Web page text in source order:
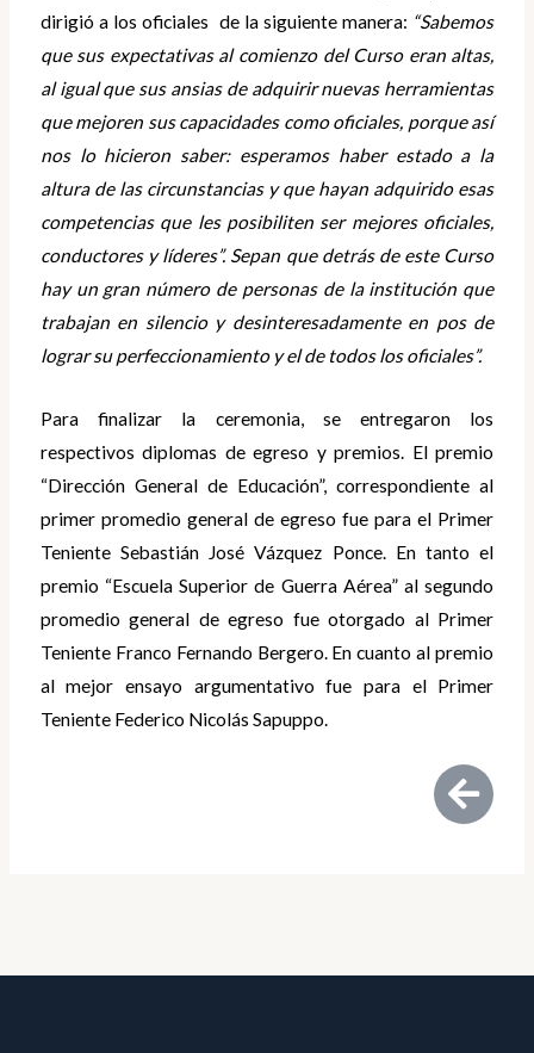
dirigió a los oficiales de la siguiente manera: “Sabemos
que sus expectativas al comienzo del Curso eran altas,
al igual que sus ansias de adquirir nuevas herramientas
que mejoren sus capacidades como oficiales, porque así
nos lo hicieron saber: esperamos haber estado a la
altura de las circunstancias y que hayan adquirido esas
competencias que les posibiliten ser mejores oficiales,
conductores y líderes”. Sepan que detrás de este Curso
hay un gran número de personas de la institución que
trabajan en silencio y desinteresadamente en pos de
lograr su perfeccionamiento y el de todos los oficiales”.
Para finalizar la ceremonia, se entregaron los
respectivos diplomas de egreso y premios. El premio
“Dirección General de Educación”, correspondiente al
primer promedio general de egreso fue para el Primer
Teniente Sebastián José Vázquez Ponce. En tanto el
premio “Escuela Superior de Guerra Aérea” al segundo
promedio general de egreso fue otorgado al Primer
Teniente Franco Fernando Bergero. En cuanto al premio
al mejor ensayo argumentativo fue para el Primer
Teniente Federico Nicolás Sapuppo.